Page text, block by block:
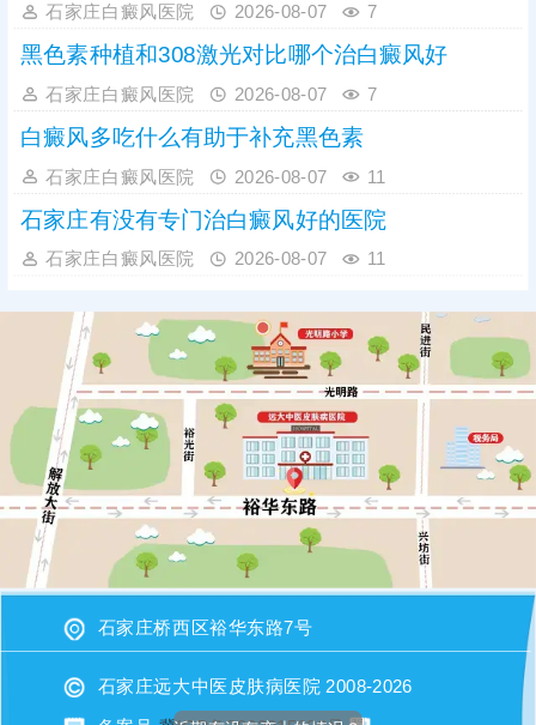
石家庄白癜风医院 2026-08-07 7
黑色素种植和308激光对比哪个治白癜风好
石家庄白癜风医院 2026-08-07 7
白癜风多吃什么有助于补充黑色素
石家庄白癜风医院 2026-08-07 11
石家庄有没有专门治白癜风好的医院
石家庄白癜风医院 2026-08-07 11
石家庄桥西区裕华东路7号
石家庄远大中医皮肤病医院 2008-2026